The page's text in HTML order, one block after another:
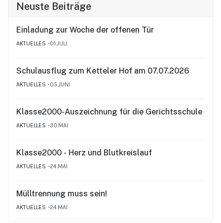
Neuste Beiträge
Einladung zur Woche der offenen Tür
AKTUELLES 01.JULI
Schulausflug zum Ketteler Hof am 07.07.2026
AKTUELLES 05.JUNI
Klasse2000-Auszeichnung für die Gerichtsschule
AKTUELLES 30.MAI
Klasse2000 - Herz und Blutkreislauf
AKTUELLES 24.MAI
Mülltrennung muss sein!
AKTUELLES 24.MAI